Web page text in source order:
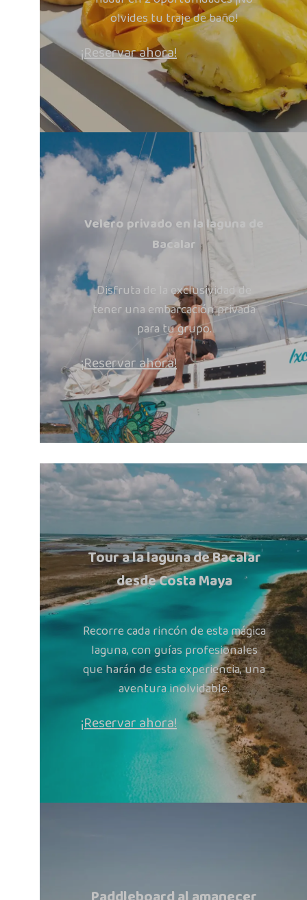
olvides tu traje de baño!
¡Reservar ahora!
Velero privado en la laguna de
Bacalar
Disfruta de la exclusividad de
tener una embarcación privada
para tu grupo.
¡Reservar ahora!
Tour a la laguna de Bacalar
desde Costa Maya
Recorre cada rincón de esta mágica
laguna, con guías profesionales
que harán de esta experiencia, una
aventura inolvidable.
¡Reservar ahora!